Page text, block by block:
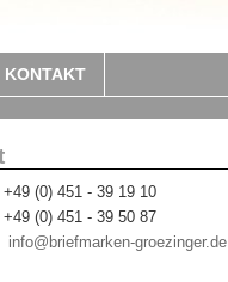
KONTAKT
+49 (0) 451 - 39 19 10
+49 (0) 451 - 39 50 87
info@briefmarken-groezinger.de